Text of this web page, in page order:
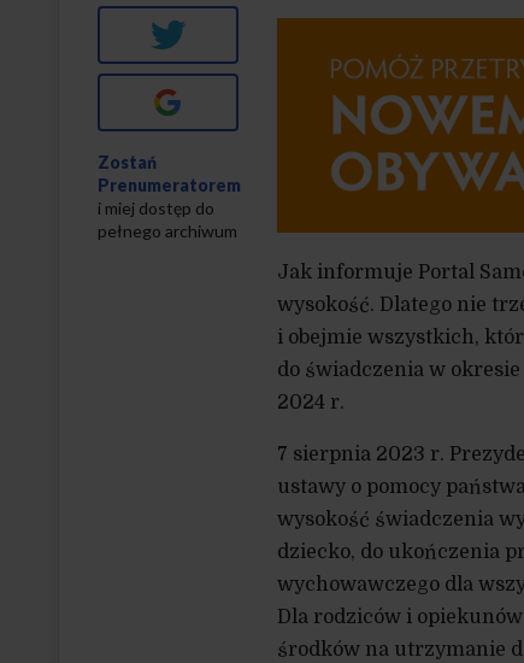
Jak informuje Portal
wysokość. Dlatego nie
i obejmie wszystkich,
do świadczenia w
2024 r.
7 sierpnia 2023 r.
ustawy o pomocy
wysokość świadczenia
dziecko, do ukończenia
wychowawczego dla
Dla rodziców i
środków na utrzymanie
Twitter
Zostań
Prenumeratorem
i miej dostęp do
pełnego archiwum